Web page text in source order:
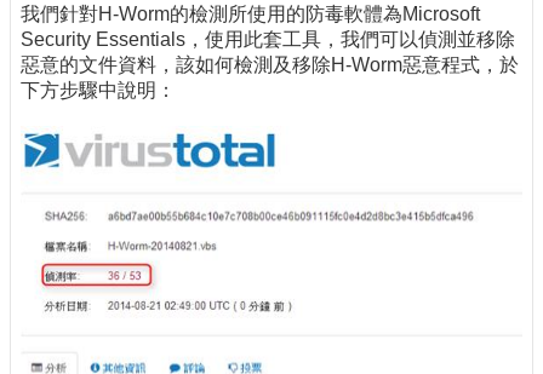
我們針對H-Worm的檢測所使用的防毒軟體為Microsoft
Security Essentials，使用此套工具，我們可以偵測並移除
惡意的文件資料，該如何檢測及移除H-Worm惡意程式，於
下方步驟中說明：